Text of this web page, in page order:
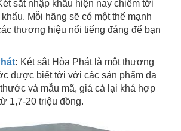
sắt nhập khẩu hiện nay chiếm tới
Mỗi hãng sẽ có một thế mạnh
thương hiệu nổi tiếng đáng để bạn
: Két sắt Hòa Phát là một thương
được biết tới với các sản phẩm đa
và mẫu mã, giá cả lại khá hợp
1,7-20 triệu đồng.